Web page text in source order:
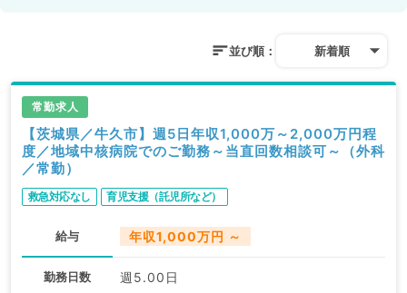
並び順： 新着順
常勤求人
【茨城県／牛久市】週5日年収1,000万～2,000万円程
度／地域中核病院でのご勤務～当直回数相談可～（外科
／常勤）
救急対応なし 育児支援（託児所など）
給与 年収1,000万円 ～
勤務日数 週5.00日